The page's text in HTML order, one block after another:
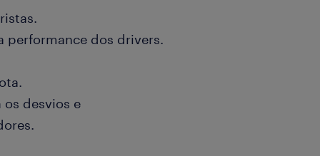
performance dos drivers.
os desvios e